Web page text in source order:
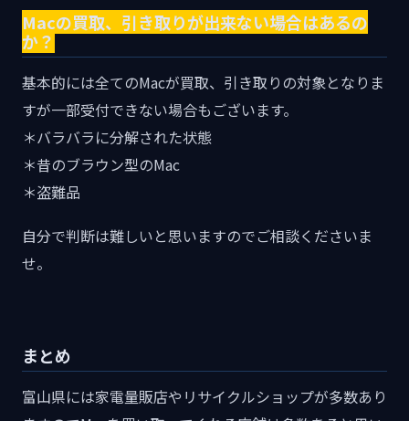
Macの買取、引き取りが出来ない場合はあるの
か？
基本的には全てのMacが買取、引き取りの対象となりま
すが一部受付できない場合もございます。
＊バラバラに分解された状態
＊昔のブラウン型のMac
＊盗難品
自分で判断は難しいと思いますのでご相談くださいま
せ。
まとめ
富山県には家電量販店やリサイクルショップが多数あり